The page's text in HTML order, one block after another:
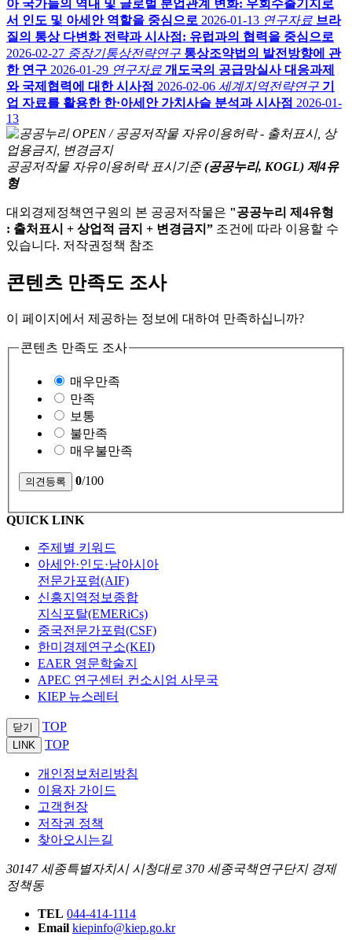
아 국가들의 역내 및 글로벌 분업관계 변화: 우회수출기지로
서 인도 및 아세안 역할을 중심으로 2026-01-13 연구자료 브라
질의 통상 다변화 전략과 시사점: 유럽과의 협력을 중심으로
2026-02-27 중장기통상전략연구 통상조약법의 발전방향에 관
한 연구 2026-01-29 연구자료 개도국의 공급망실사 대응과제
와 국제협력에 대한 시사점 2026-02-06 세계지역전략연구 기
업 자료를 활용한 한·아세안 가치사슬 분석과 시사점 2026-01-
13
공공저작물 자유이용허락 표시기준 (공공누리, KOGL) 제4유
형
대외경제정책연구원의 본 공공저작물은 "공공누리 제4유형
: 출처표시 + 상업적 금지 + 변경금지” 조건에 따라 이용할 수
있습니다. 저작권정책 참조
콘텐츠 만족도 조사
이 페이지에서 제공하는 정보에 대하여 만족하십니까?
콘텐츠 만족도 조사
매우만족
만족
보통
불만족
매우불만족
0/100
QUICK LINK
주제별 키워드
아세안·인도·남아시아
전문가포럼(AIF)
신흥지역정보종합
지식포탈(EMERiCs)
중국전문가포럼(CSF)
한미경제연구소(KEI)
EAER 영문학술지
APEC 연구센터 컨소시엄 사무국
KIEP 뉴스레터
닫기 TOP
LINK TOP
개인정보처리방침
이용자 가이드
고객헌장
저작권 정책
찾아오시는길
30147 세종특별자치시 시청대로 370 세종국책연구단지 경제
정책동
TEL 044-414-1114
Email kiepinfo@kiep.go.kr